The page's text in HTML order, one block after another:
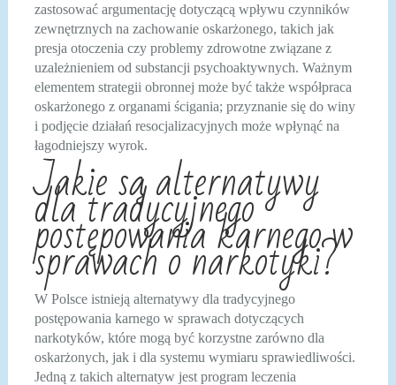
zastosować argumentację dotyczącą wpływu czynników
zewnętrznych na zachowanie oskarżonego, takich jak
presja otoczenia czy problemy zdrowotne związane z
uzależnieniem od substancji psychoaktywnych. Ważnym
elementem strategii obronnej może być także współpraca
oskarżonego z organami ścigania; przyznanie się do winy
i podjęcie działań resocjalizacyjnych może wpłynąć na
łagodniejszy wyrok.
Jakie są alternatywy
dla tradycyjnego
postępowania karnego w
sprawach o narkotyki?
W Polsce istnieją alternatywy dla tradycyjnego
postępowania karnego w sprawach dotyczących
narkotyków, które mogą być korzystne zarówno dla
oskarżonych, jak i dla systemu wymiaru sprawiedliwości.
Jedną z takich alternatyw jest program leczenia